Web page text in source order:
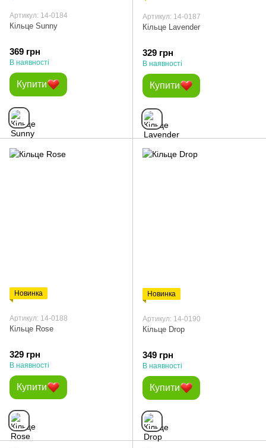
Артикул: 14-0184
Кільце Sunny
369 грн
В наявності
Купити
Артикул: 14-0187
Кільце Lavender
329 грн
В наявності
Купити
Новинка
Артикул: 14-0188
Кільце Rose
329 грн
В наявності
Купити
Новинка
Артикул: 14-0190
Кільце Drop
349 грн
В наявності
Купити